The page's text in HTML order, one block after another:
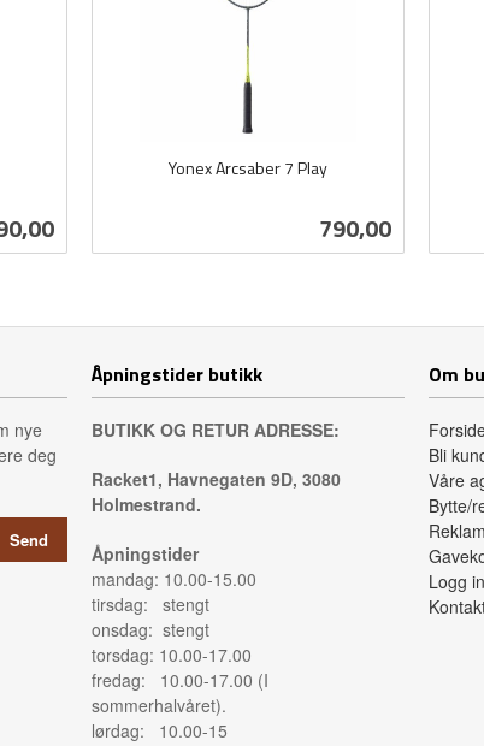
Yonex Arcsaber 7 Play
Pris
790,00
nye
deg
Åpningstider butikk
BUTIKK OG RETUR ADRESSE:
Racket1, Havnegaten 9D, 3080
Holmestrand.
Åpningstider
mandag: 10.00-15.00
tirsdag: stengt
onsdag: stengt
torsdag: 10.00-17.00
fredag: 10.00-17.00 (I
sommerhalvåret).
lørdag: 10.00-15
Om
Bli
Våre
Bytte/
Logg